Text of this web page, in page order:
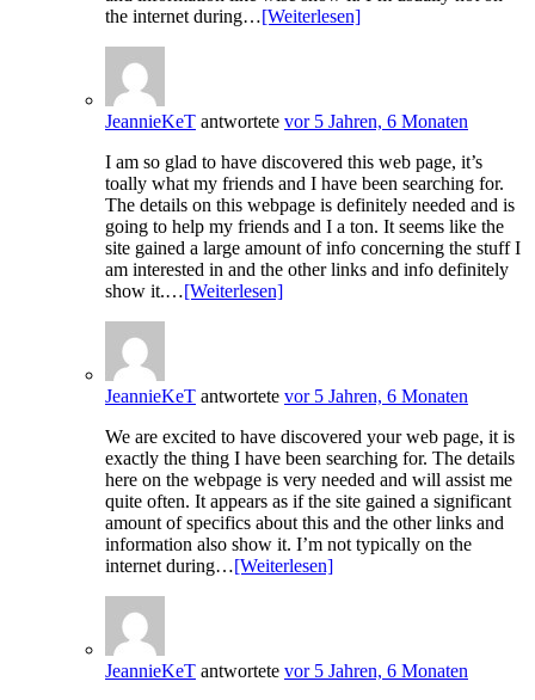
the internet during…[Weiterlesen]
JeannieKeT antwortete vor 5 Jahren, 6 Monaten
I am so glad to have discovered this web page, it’s
toally what my friends and I have been searching for.
The details on this webpage is definitely needed and is
going to help my friends and I a ton. It seems like the
site gained a large amount of info concerning the stuff I
am interested in and the other links and info definitely
show it.…[Weiterlesen]
JeannieKeT antwortete vor 5 Jahren, 6 Monaten
We are excited to have discovered your web page, it is
exactly the thing I have been searching for. The details
here on the webpage is very needed and will assist me
quite often. It appears as if the site gained a significant
amount of specifics about this and the other links and
information also show it. I’m not typically on the
internet during…[Weiterlesen]
JeannieKeT antwortete vor 5 Jahren, 6 Monaten